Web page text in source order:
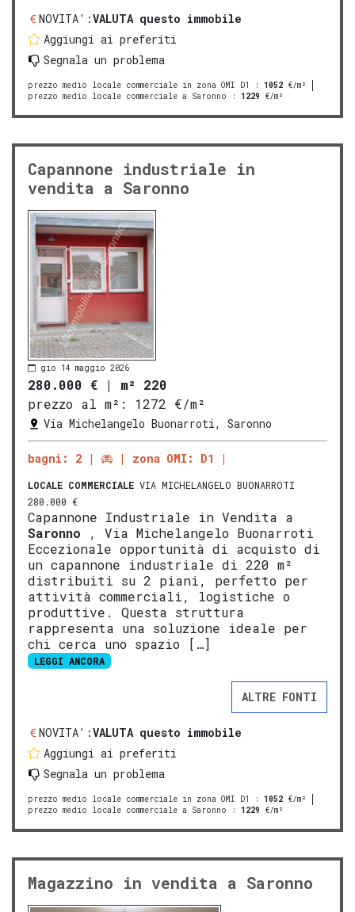
NOVITA':VALUTA questo immobile
Aggiungi ai preferiti
Segnala un problema
prezzo medio locale commerciale in zona OMI D1 : 1052 €/m²
prezzo medio locale commerciale a Saronno : 1229 €/m²
Capannone industriale in
vendita a Saronno
gio 14 maggio 2026
280.000 € | m² 220
prezzo al m²:
1272 €/m²
Via Michelangelo Buonarroti, Saronno
bagni: 2 zona OMI: D1
LOCALE COMMERCIALE VIA MICHELANGELO BUONARROTI
280.000 €
Capannone Industriale in Vendita a
Saronno , Via Michelangelo Buonarroti
Eccezionale opportunità di acquisto di
un capannone industriale di 220 m²
distribuiti su 2 piani, perfetto per
attività commerciali, logistiche o
produttive. Questa struttura
rappresenta una soluzione ideale per
chi cerca uno spazio […]
LEGGI ANCORA
ALTRE FONTI
NOVITA':VALUTA questo immobile
Aggiungi ai preferiti
Segnala un problema
prezzo medio locale commerciale in zona OMI D1 : 1052 €/m²
prezzo medio locale commerciale a Saronno : 1229 €/m²
Magazzino in vendita a Saronno